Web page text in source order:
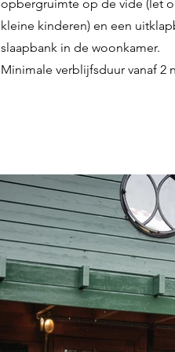
opbergruimte op de vide (let
kleine kinderen) en een
slaapbank in de woonkamer.
Minimale verblijfsduurvanaf 2